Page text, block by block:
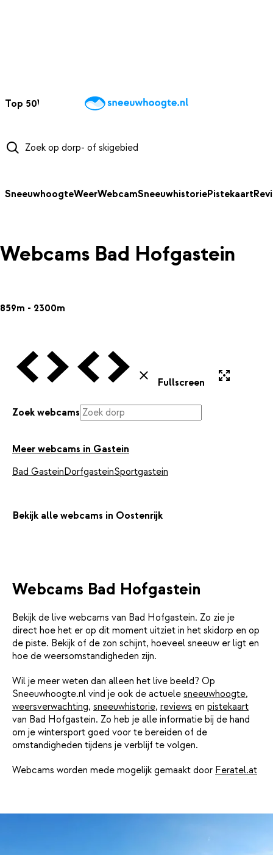
Top 50Webcams WintersportweerKaarten
SneeuwhoogteWeerWebcamSneeuwhistoriePistekaart
Webcams Bad Hofgastein
859m - 2300m
Vorige Webcam
Volgende Webcam
Vorige Webcam
Volgende Webcam
Sluiten
Fullscreen
Zoek webcams
Meer webcams in Gastein
Bad GasteinDorfgasteinSportgastein
Bekijk alle webcams in Oostenrijk
Webcams Bad Hofgastein
Bekijk de live webcams van Bad Hofgastein. Zo zie je
direct hoe het er op dit moment uitziet in het skidorp en op
de piste. Bekijk of de zon schijnt, hoeveel sneeuw er ligt en
hoe de weersomstandigheden zijn.
Wil je meer weten dan alleen het live beeld? Op
Sneeuwhoogte.nl vind je ook de actuele sneeuwhoogte,
weersverwachting, sneeuwhistorie, reviews en pistekaart
van Bad Hofgastein. Zo heb je alle informatie bij de hand
om je wintersport goed voor te bereiden of de
omstandigheden tijdens je verblijf te volgen.
Webcams worden mede mogelijk gemaakt door Feratel.at